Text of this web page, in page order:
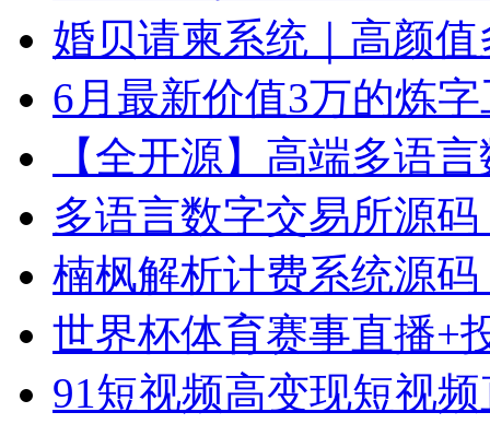
婚贝请柬系统｜高颜值
6月最新价值3万的炼
【全开源】高端多语
多语言数字交易所源码
楠枫解析计费系统源码
世界杯体育赛事直播+
91短视频高变现短视